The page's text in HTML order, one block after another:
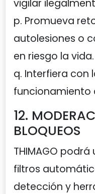
vigilar
p. Promueva
autolesiones o
en riesgo la vida.
q. Interfiera con
funcionamiento
12.
BLOQUEOS
THIMAGO
filtros
detección y